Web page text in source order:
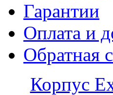
Гарантии
Оплата и
Обратная
Корпус